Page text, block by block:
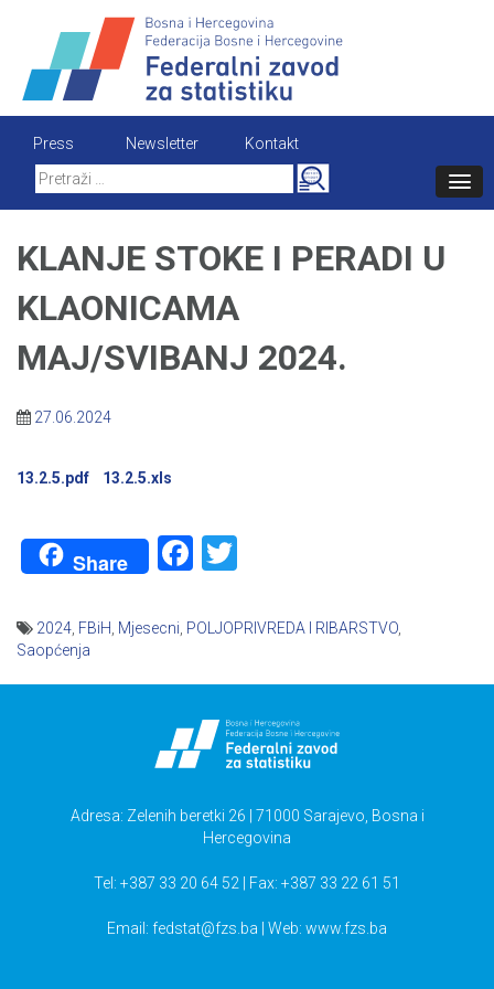
content
Press Newsletter
Kontakt
Search
for:
KLANJE STOKE I PERADI U
KLAONICAMA
MAJ/SVIBANJ 2024.
27.06.2024
13.2.5.pdf 13.2.5.xls
Share Facebook
2024 FBiH Mjesecni POLJOPRIVREDA I RIBARSTVO
Saopćenja
Adresa: Zelenih beretki 26 | 71000 Sarajevo, Bosna i
Hercegovina
Tel: +387 33 20 64 52 | Fax: +387 33 22 61 51
Email: fedstat@fzs.ba | Web: www.fzs.ba